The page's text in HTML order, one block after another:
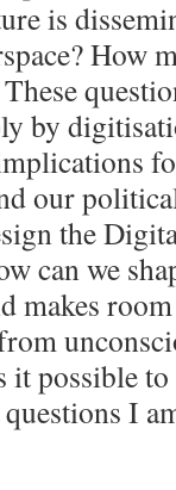
is
How
by
our
the
can we
makes
possible
I